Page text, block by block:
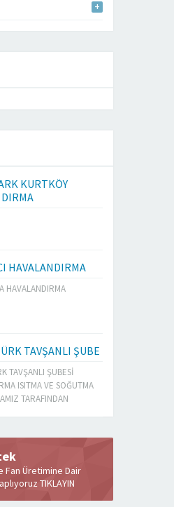
KURTKÖY
HAVALANDIRMA
HAVALANDIRMA
TAVŞANLI ŞUBE
TAVŞANLI ŞUBESİ
ISITMA VE SOĞUTMA
TARAFINDAN
Fan Üretimine Dair
TIKLAYIN